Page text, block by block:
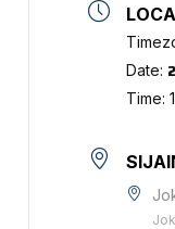
Date:
Time: